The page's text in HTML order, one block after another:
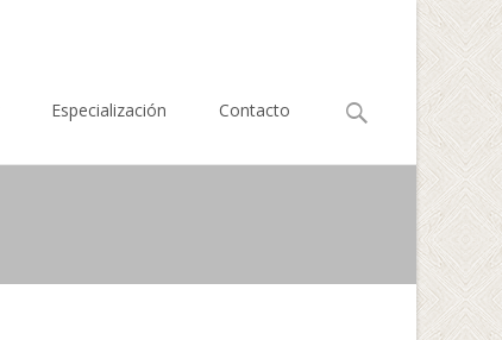
Especialización Contacto
Buscar